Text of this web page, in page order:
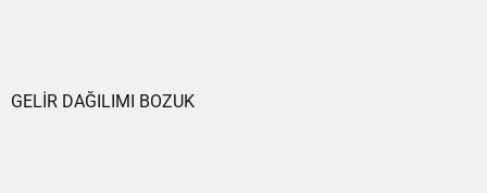
GELİR DAĞILIMI BOZUK